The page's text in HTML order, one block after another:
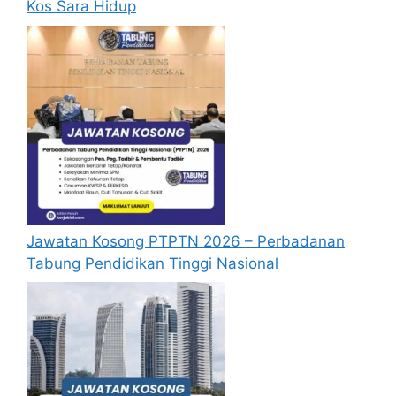
Permohonan jawatan kosong Sime Darby
Property diatas hendaklah melalui laman
web rasmi Sime Darby Property Malaysia
di
https://www.simedarbyproperty.com/hom
e/atau pautanMohon Jawatan
yang telah disediakan dibawah. Untuk
pemohon kali pertama, anda perlu
mendaftar akaun baru terlebih dahulu.
Calon dikehendaki memuat naik resume
yang lengkap (kelayakan akademik,
pengalaman kerja, gaji semasa dan gaji
yang dipohon, gambar berukuran
passport serta salinan sijil-sijil berkaitan)
semasa membuat permohonan.
Pemohon yang telah mendaftar dan
memohon jawatan yang disenaraikan
Kos Sara Hidup
Jawatan Kosong PTPTN 2026 – Perbadanan
Tabung Pendidikan Tinggi Nasional